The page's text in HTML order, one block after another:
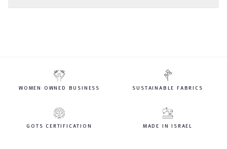
WOMEN OWNED BUSINESS SUSTAINABLE FABRICS
GOTS CERTIFICATION MADE IN ISRAEL